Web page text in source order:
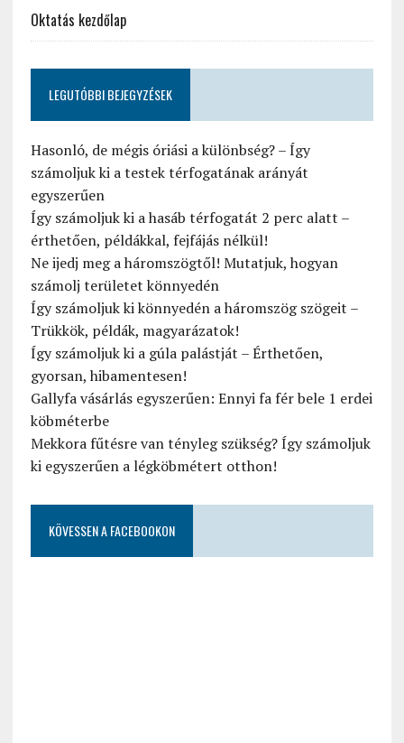
Oktatás kezdőlap
LEGUTÓBBI BEJEGYZÉSEK
Hasonló, de mégis óriási a különbség? – Így
számoljuk ki a testek térfogatának arányát
egyszerűen
Így számoljuk ki a hasáb térfogatát 2 perc alatt –
érthetően, példákkal, fejfájás nélkül!
Ne ijedj meg a háromszögtől! Mutatjuk, hogyan
számolj területet könnyedén
Így számoljuk ki könnyedén a háromszög szögeit –
Trükkök, példák, magyarázatok!
Így számoljuk ki a gúla palástját – Érthetően,
gyorsan, hibamentesen!
Gallyfa vásárlás egyszerűen: Ennyi fa fér bele 1 erdei
köbméterbe
Mekkora fűtésre van tényleg szükség? Így számoljuk
ki egyszerűen a légköbmétert otthon!
KÖVESSEN A FACEBOOKON